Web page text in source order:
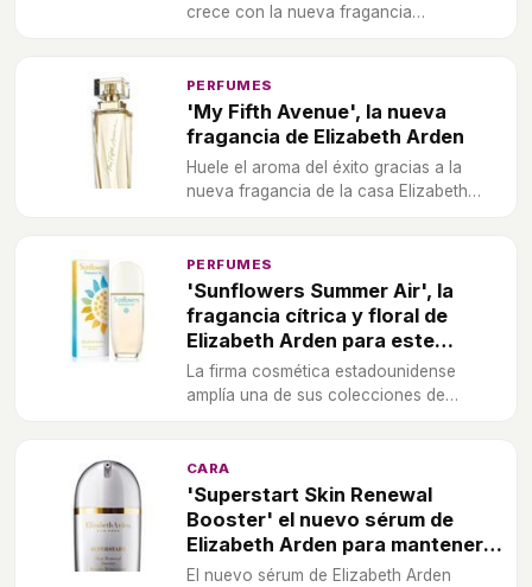
crece con la nueva fragancia
PERFUMES
'My Fifth Avenue', la nueva
fragancia de Elizabeth Arden
Huele el aroma del éxito gracias a la
nueva fragancia de la casa Elizabeth
PERFUMES
'Sunflowers Summer Air', la
fragancia cítrica y floral de
Elizabeth Arden para este
verano 2018
La firma cosmética estadounidense
amplía una de sus colecciones de
2018.
CARA
'Superstart Skin Renewal
Booster' el nuevo sérum de
Elizabeth Arden para mantener
la piel joven
El nuevo sérum de Elizabeth Arden